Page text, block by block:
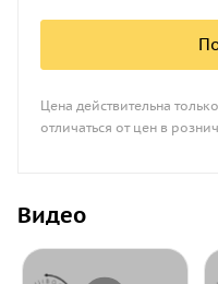
Цена действительна
отличаться от цен в
Видео